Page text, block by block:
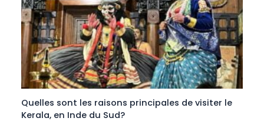
Quelles sont les raisons principales de visiter le
Kerala, en Inde du Sud?